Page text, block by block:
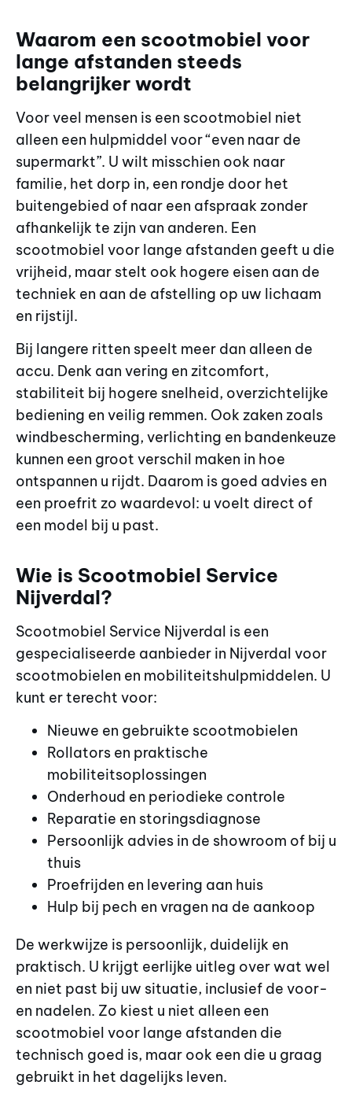
Waarom een scootmobiel voor
lange afstanden steeds
belangrijker wordt
Voor veel mensen is een scootmobiel niet
alleen een hulpmiddel voor “even naar de
supermarkt”. U wilt misschien ook naar
familie, het dorp in, een rondje door het
buitengebied of naar een afspraak zonder
afhankelijk te zijn van anderen. Een
scootmobiel voor lange afstanden geeft u die
vrijheid, maar stelt ook hogere eisen aan de
techniek en aan de afstelling op uw lichaam
en rijstijl.
Bij langere ritten speelt meer dan alleen de
accu. Denk aan vering en zitcomfort,
stabiliteit bij hogere snelheid, overzichtelijke
bediening en veilig remmen. Ook zaken zoals
windbescherming, verlichting en bandenkeuze
kunnen een groot verschil maken in hoe
ontspannen u rijdt. Daarom is goed advies en
een proefrit zo waardevol: u voelt direct of
een model bij u past.
Wie is Scootmobiel Service
Nijverdal?
Scootmobiel Service Nijverdal is een
gespecialiseerde aanbieder in Nijverdal voor
scootmobielen en mobiliteitshulpmiddelen. U
kunt er terecht voor:
Nieuwe en gebruikte scootmobielen
Rollators en praktische
mobiliteitsoplossingen
Onderhoud en periodieke controle
Reparatie en storingsdiagnose
Persoonlijk advies in de showroom of bij u
thuis
Proefrijden en levering aan huis
Hulp bij pech en vragen na de aankoop
De werkwijze is persoonlijk, duidelijk en
praktisch. U krijgt eerlijke uitleg over wat wel
en niet past bij uw situatie, inclusief de voor-
en nadelen. Zo kiest u niet alleen een
scootmobiel voor lange afstanden die
technisch goed is, maar ook een die u graag
gebruikt in het dagelijks leven.